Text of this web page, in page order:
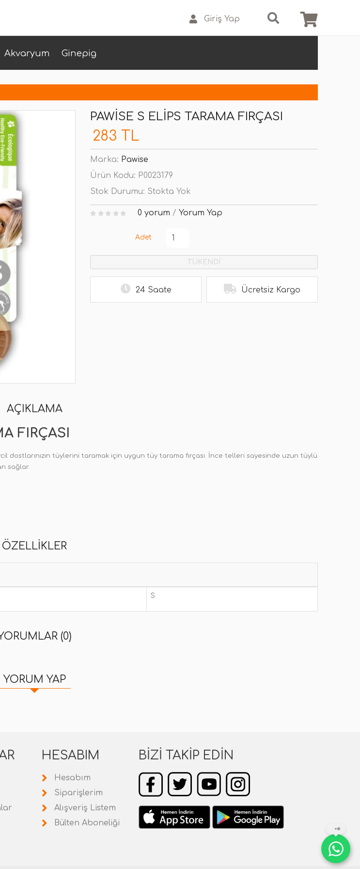
Giriş Yap
Akvaryum Ginepig
PAWISE S ELIPS TARAMA FIRÇASI
283 TL
Marka: Pawise
Ürün Kodu: P0023179
Stok Durumu: Stokta Yok
0 yorum / Yorum Yap
Adet
TÜKENDİ
24 Saate Ücretsiz Kargo
AÇIKLAMA
FIRÇASI
dostlarınızın tüylerini taramak için uygun tüy tarama fırçası. İnce telleri sayesinde uzun tüylü
sağlar.
ÖZELLIKLER
S
(0)
YORUM YAP
HESABIM
Hesabım
Siparişlerim
Alışveriş Listem
Bülten Aboneliği
BIZI TAKIP EDIN